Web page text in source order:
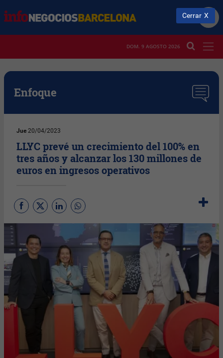
DOM. 9 AGOSTO 2026
Enfoque
Jue 20/04/2023
LLYC prevé un crecimiento del 100% en
tres años y alcanzar los 130 millones de
euros en ingresos operativos
Cerrar